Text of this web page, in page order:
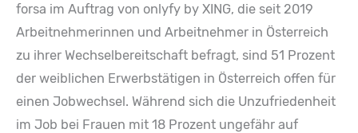
forsa im Auftrag von onlyfy by XING, die seit 2019
Arbeitnehmerinnen und Arbeitnehmer in Österreich
zu ihrer Wechselbereitschaft befragt, sind 51 Prozent
der weiblichen Erwerbstätigen in Österreich offen für
einen Jobwechsel. Während sich die Unzufriedenheit
im Job bei Frauen mit 18 Prozent ungefähr auf